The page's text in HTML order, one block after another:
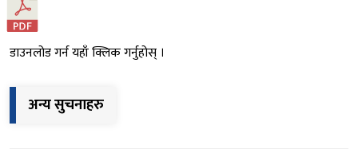
डाउनलोड गर्न यहाँ क्लिक गर्नुहोस् ।
अन्य सुचनाहरु